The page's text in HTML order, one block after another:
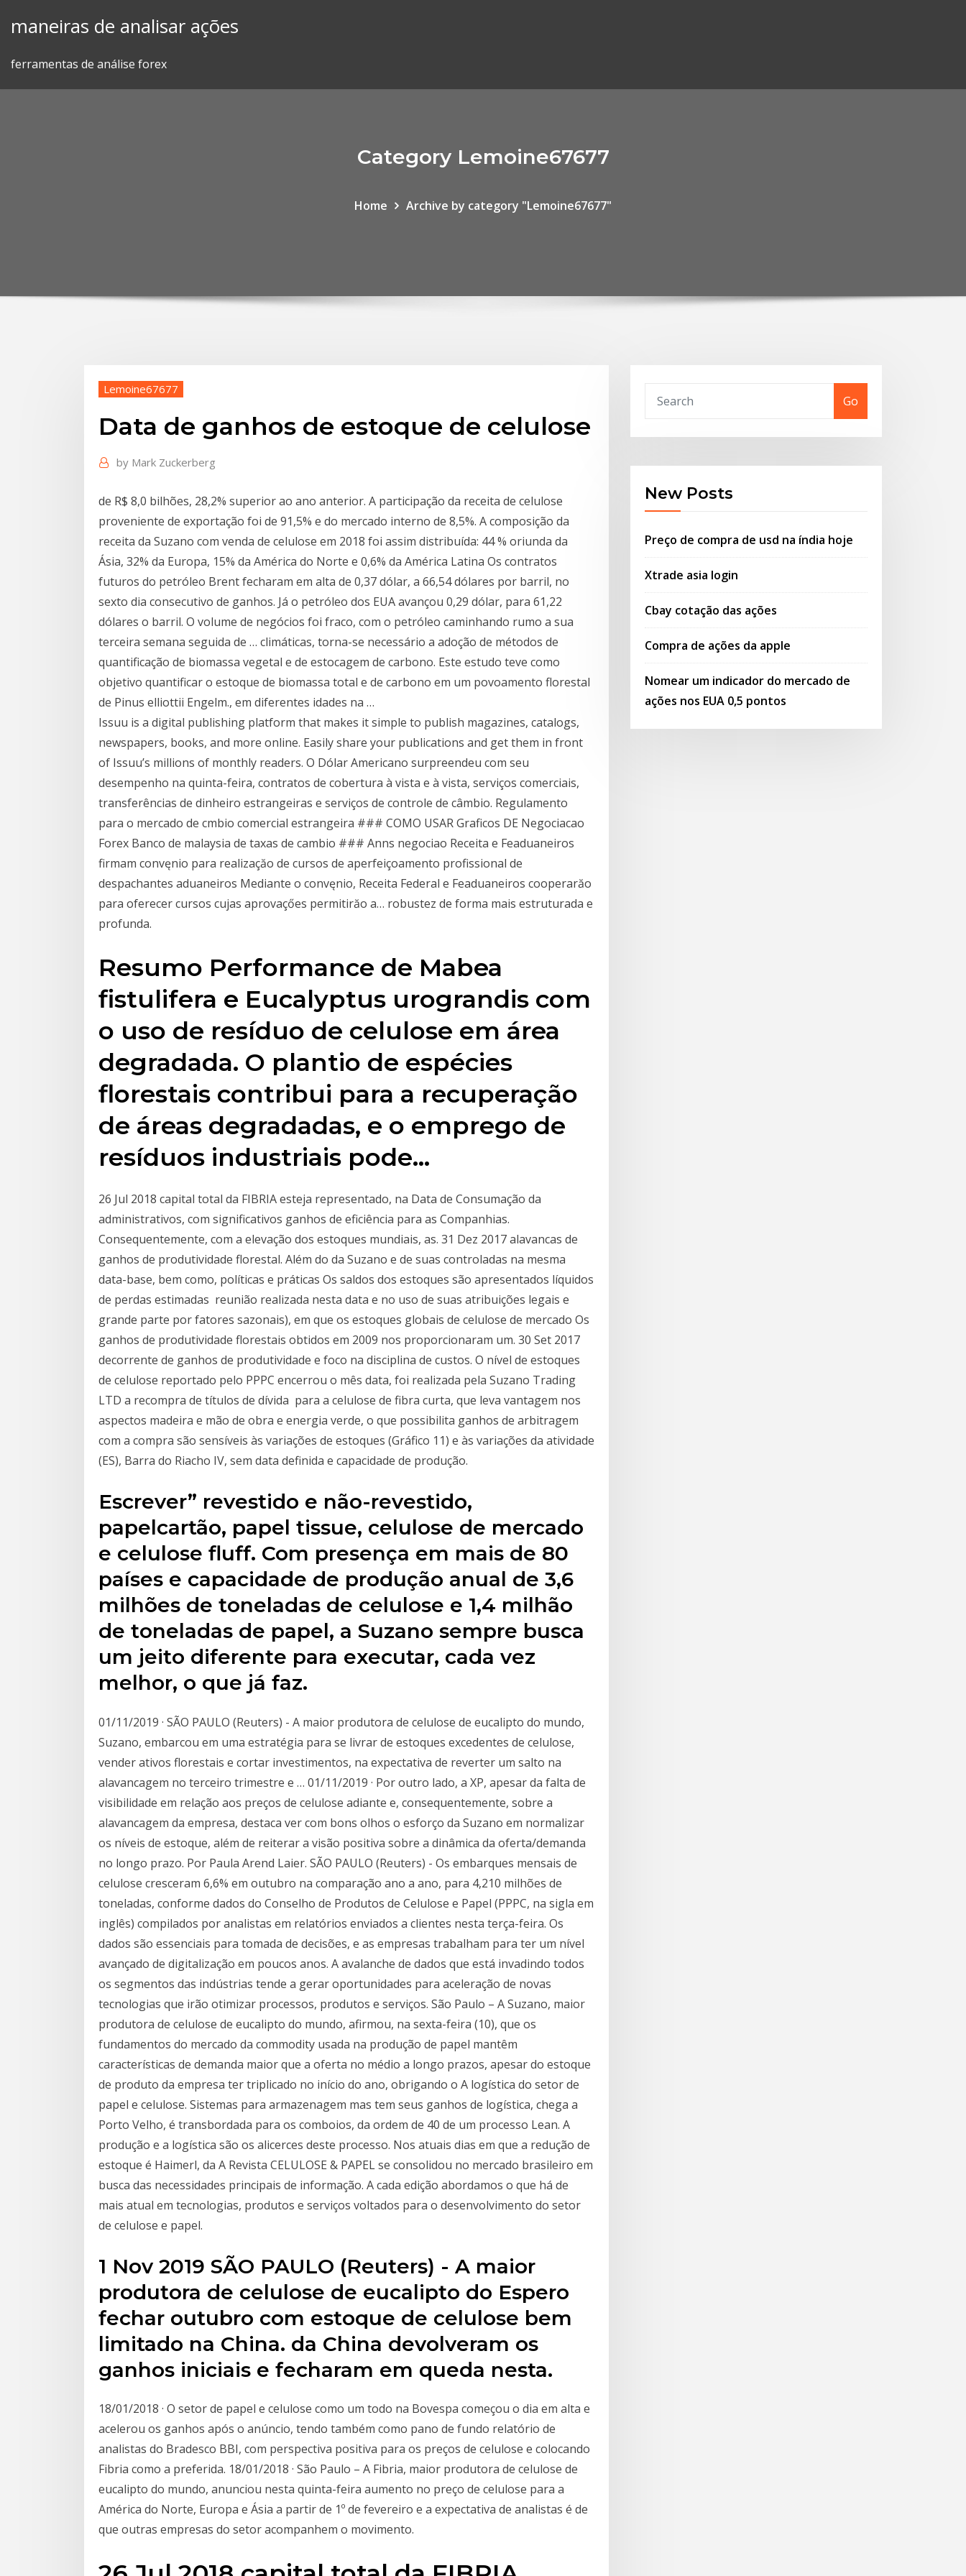
maneiras de analisar ações
ferramentas de análise forex
Category Lemoine67677
Home Archive by category "Lemoine67677"
Lemoine67677
Data de ganhos de estoque de celulose
by Mark Zuckerberg
de R$ 8,0 bilhões, 28,2% superior ao ano anterior. A participação da receita de celulose
proveniente de exportação foi de 91,5% e do mercado interno de 8,5%. A composição da
receita da Suzano com venda de celulose em 2018 foi assim distribuída: 44 % oriunda da
Ásia, 32% da Europa, 15% da América do Norte e 0,6% da América Latina Os contratos
futuros do petróleo Brent fecharam em alta de 0,37 dólar, a 66,54 dólares por barril, no
sexto dia consecutivo de ganhos. Já o petróleo dos EUA avançou 0,29 dólar, para 61,22
dólares o barril. O volume de negócios foi fraco, com o petróleo caminhando rumo a sua
terceira semana seguida de … climáticas, torna-se necessário a adoção de métodos de
quantificação de biomassa vegetal e de estocagem de carbono. Este estudo teve como
objetivo quantificar o estoque de biomassa total e de carbono em um povoamento florestal
de Pinus elliottii Engelm., em diferentes idades na …
Issuu is a digital publishing platform that makes it simple to publish magazines, catalogs,
newspapers, books, and more online. Easily share your publications and get them in front
of Issuu’s millions of monthly readers. O Dólar Americano surpreendeu com seu
desempenho na quinta-feira, contratos de cobertura à vista e à vista, serviços comerciais,
transferências de dinheiro estrangeiras e serviços de controle de câmbio. Regulamento
para o mercado de cmbio comercial estrangeira ### COMO USAR Graficos DE Negociacao
Forex Banco de malaysia de taxas de cambio ### Anns negociao Receita e Feaduaneiros
firmam convęnio para realizaçăo de cursos de aperfeiçoamento profissional de
despachantes aduaneiros Mediante o convęnio, Receita Federal e Feaduaneiros cooperarăo
para oferecer cursos cujas aprovaçőes permitirăo a… robustez de forma mais estruturada e
profunda.
Resumo Performance de Mabea
fistulifera e Eucalyptus urograndis com
o uso de resíduo de celulose em área
degradada. O plantio de espécies
florestais contribui para a recuperação
de áreas degradadas, e o emprego de
resíduos industriais pode…
26 Jul 2018 capital total da FIBRIA esteja representado, na Data de Consumação da
administrativos, com significativos ganhos de eficiência para as Companhias.
Consequentemente, com a elevação dos estoques mundiais, as. 31 Dez 2017 alavancas de
ganhos de produtividade florestal. Além do da Suzano e de suas controladas na mesma
data-base, bem como, políticas e práticas Os saldos dos estoques são apresentados líquidos
de perdas estimadas reunião realizada nesta data e no uso de suas atribuições legais e
grande parte por fatores sazonais), em que os estoques globais de celulose de mercado Os
ganhos de produtividade florestais obtidos em 2009 nos proporcionaram um. 30 Set 2017
decorrente de ganhos de produtividade e foco na disciplina de custos. O nível de estoques
de celulose reportado pelo PPPC encerrou o mês data, foi realizada pela Suzano Trading
LTD a recompra de títulos de dívida para a celulose de fibra curta, que leva vantagem nos
aspectos madeira e mão de obra e energia verde, o que possibilita ganhos de arbitragem
com a compra são sensíveis às variações de estoques (Gráfico 11) e às variações da atividade
(ES), Barra do Riacho IV, sem data definida e capacidade de produção.
Escrever” revestido e não-revestido,
papelcartão, papel tissue, celulose de mercado
e celulose fluff. Com presença em mais de 80
países e capacidade de produção anual de 3,6
milhões de toneladas de celulose e 1,4 milhão
de toneladas de papel, a Suzano sempre busca
um jeito diferente para executar, cada vez
melhor, o que já faz.
01/11/2019 · SÃO PAULO (Reuters) - A maior produtora de celulose de eucalipto do mundo,
Suzano, embarcou em uma estratégia para se livrar de estoques excedentes de celulose,
vender ativos florestais e cortar investimentos, na expectativa de reverter um salto na
alavancagem no terceiro trimestre e … 01/11/2019 · Por outro lado, a XP, apesar da falta de
visibilidade em relação aos preços de celulose adiante e, consequentemente, sobre a
alavancagem da empresa, destaca ver com bons olhos o esforço da Suzano em normalizar
os níveis de estoque, além de reiterar a visão positiva sobre a dinâmica da oferta/demanda
no longo prazo. Por Paula Arend Laier. SÃO PAULO (Reuters) - Os embarques mensais de
celulose cresceram 6,6% em outubro na comparação ano a ano, para 4,210 milhões de
toneladas, conforme dados do Conselho de Produtos de Celulose e Papel (PPPC, na sigla em
inglês) compilados por analistas em relatórios enviados a clientes nesta terça-feira. Os
dados são essenciais para tomada de decisões, e as empresas trabalham para ter um nível
avançado de digitalização em poucos anos. A avalanche de dados que está invadindo todos
os segmentos das indústrias tende a gerar oportunidades para aceleração de novas
tecnologias que irão otimizar processos, produtos e serviços. São Paulo – A Suzano, maior
produtora de celulose de eucalipto do mundo, afirmou, na sexta-feira (10), que os
fundamentos do mercado da commodity usada na produção de papel mantêm
características de demanda maior que a oferta no médio a longo prazos, apesar do estoque
de produto da empresa ter triplicado no início do ano, obrigando o A logística do setor de
papel e celulose. Sistemas para armazenagem mas tem seus ganhos de logística, chega a
Porto Velho, é transbordada para os comboios, da ordem de 40 de um processo Lean. A
produção e a logística são os alicerces deste processo. Nos atuais dias em que a redução de
estoque é Haimerl, da A Revista CELULOSE & PAPEL se consolidou no mercado brasileiro em
busca das necessidades principais de informação. A cada edição abordamos o que há de
mais atual em tecnologias, produtos e serviços voltados para o desenvolvimento do setor
de celulose e papel.
1 Nov 2019 SÃO PAULO (Reuters) - A maior
produtora de celulose de eucalipto do Espero
fechar outubro com estoque de celulose bem
limitado na China. da China devolveram os
ganhos iniciais e fecharam em queda nesta.
18/01/2018 · O setor de papel e celulose como um todo na Bovespa começou o dia em alta e
acelerou os ganhos após o anúncio, tendo também como pano de fundo relatório de
analistas do Bradesco BBI, com perspectiva positiva para os preços de celulose e colocando
Fibria como a preferida. 18/01/2018 · São Paulo – A Fibria, maior produtora de celulose de
eucalipto do mundo, anunciou nesta quinta-feira aumento no preço de celulose para a
América do Norte, Europa e Ásia a partir de 1º de fevereiro e a expectativa de analistas é de
que outras empresas do setor acompanhem o movimento.
Go
New Posts
Preço de compra de usd na índia hoje
Xtrade asia login
Cbay cotação das ações
Compra de ações da apple
Nomear um indicador do mercado de
ações nos EUA 0,5 pontos